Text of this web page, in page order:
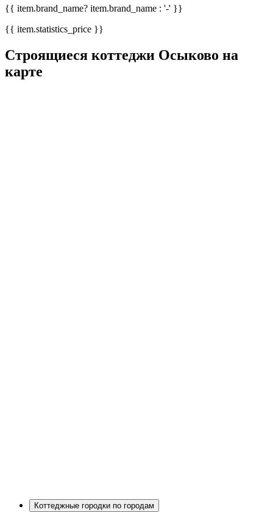
{{ item.brand_name? item.brand_name : '-' }}
{{ item.statistics_price }}
Строящиеся коттеджи Осыково на
карте
Коттеджные городки по городам